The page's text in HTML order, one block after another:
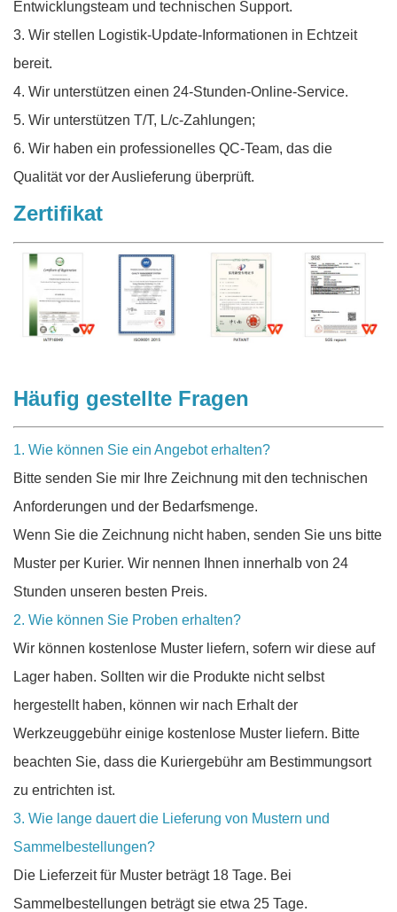
Entwicklungsteam und technischen Support.
3. Wir stellen Logistik-Update-Informationen in Echtzeit
bereit.
4. Wir unterstützen einen 24-Stunden-Online-Service.
5. Wir unterstützen T/T, L/c-Zahlungen;
6. Wir haben ein professionelles QC-Team, das die
Qualität vor der Auslieferung überprüft.
Zertifikat
Häufig gestellte Fragen
1. Wie können Sie ein Angebot erhalten?
Bitte senden Sie mir Ihre Zeichnung mit den technischen
Anforderungen und der Bedarfsmenge.
Wenn Sie die Zeichnung nicht haben, senden Sie uns bitte
Muster per Kurier. Wir nennen Ihnen innerhalb von 24
Stunden unseren besten Preis.
2. Wie können Sie Proben erhalten?
Wir können kostenlose Muster liefern, sofern wir diese auf
Lager haben. Sollten wir die Produkte nicht selbst
hergestellt haben, können wir nach Erhalt der
Werkzeuggebühr einige kostenlose Muster liefern. Bitte
beachten Sie, dass die Kuriergebühr am Bestimmungsort
zu entrichten ist.
3. Wie lange dauert die Lieferung von Mustern und
Sammelbestellungen?
Die Lieferzeit für Muster beträgt 18 Tage. Bei
Sammelbestellungen beträgt sie etwa 25 Tage.